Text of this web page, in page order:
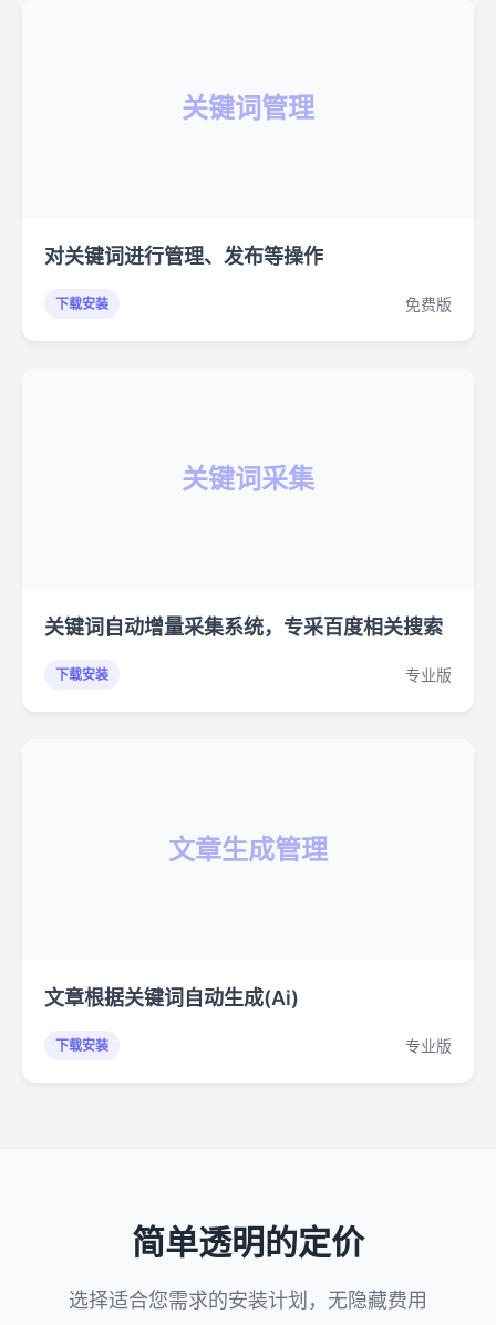
关键词管理
对关键词进行管理、发布等操作
下载安装 免费版
关键词采集
关键词自动增量采集系统，专采百度相关搜索
下载安装 专业版
文章生成管理
文章根据关键词自动生成(Ai)
下载安装 专业版
简单透明的定价
选择适合您需求的安装计划，无隐藏费用